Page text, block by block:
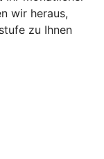
wir heraus,
zu Ihnen